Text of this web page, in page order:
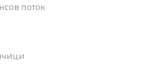
поток